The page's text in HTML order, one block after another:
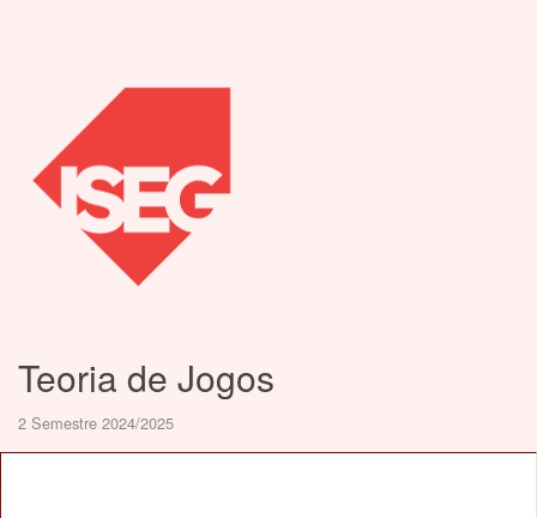
Teoria de Jogos
2 Semestre 2024/2025